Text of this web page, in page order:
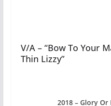
V/A – “Bow To Your
Thin Lizzy”
2018 – Glory